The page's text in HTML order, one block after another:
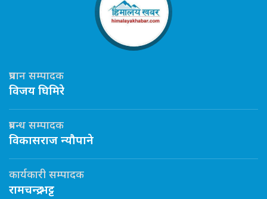
प्रधान सम्पादक
विजय घिमिरे
प्रबन्ध सम्पादक
विकासराज न्यौपाने
कार्यकारी सम्पादक
रामचन्द्र भट्ट